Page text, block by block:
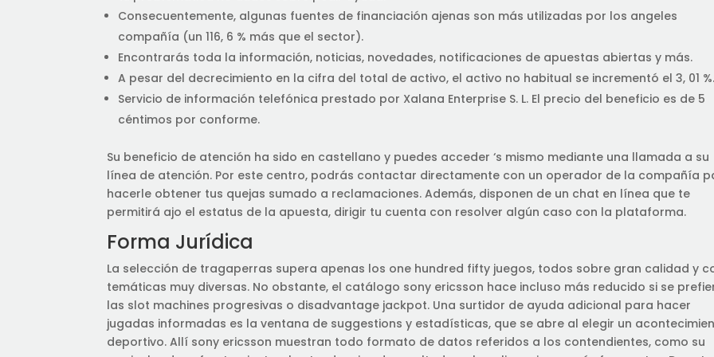
Consecuentemente, algunas fuentes de financiación ajenas son más utilizadas por los angeles
compañía (un 116, 6 % más que el sector).
Encontrarás toda la información, noticias, novedades, notificaciones de apuestas abiertas y más.
A pesar del decrecimiento en la cifra del total de activo, el activo no habitual se incrementó el 3, 01 %.
Servicio de información telefónica prestado por Xalana Enterprise S. L. El precio del beneficio es de 5
céntimos por conforme.
Su beneficio de atención ha sido en castellano y puedes acceder ‘s mismo mediante una llamada a su
línea de atención. Por este centro, podrás contactar directamente con un operador de la compañía
hacerle obtener tus quejas sumado a reclamaciones. Además, disponen de un chat en línea que te
permitirá ajo el estatus de la apuesta, dirigir tu cuenta con resolver algún caso con la plataforma.
Forma Jurídica
La selección de tragaperras supera apenas los one hundred fifty juegos, todos sobre gran calidad y
temáticas muy diversas. No obstante, el catálogo sony ericsson hace incluso más reducido si se
las slot machines progresivas o disadvantage jackpot. Una surtidor de ayuda adicional para hacer
jugadas informadas es la ventana de suggestions y estadísticas, que se abre al elegir un
deportivo. Allí sony ericsson muestran todo formato de datos referidos a los contendientes, como su